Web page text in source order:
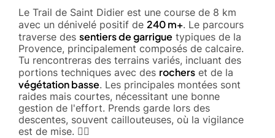
Le Trail de Saint Didier est une course de 8 km
avec un dénivelé positif de 240 m+. Le parcours
traverse des sentiers de garrigue typiques de la
Provence, principalement composés de calcaire.
Tu rencontreras des terrains variés, incluant des
portions techniques avec des rochers et de la
végétation basse. Les principales montées sont
raides mais courtes, nécessitant une bonne
gestion de l'effort. Prends garde lors des
descentes, souvent caillouteuses, où la vigilance
est de mise. 🚵‍♂️